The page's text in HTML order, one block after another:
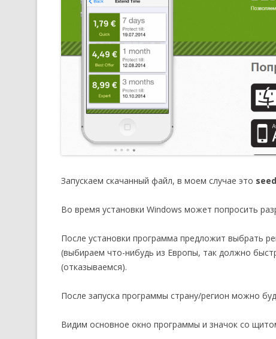
Запускаем скачанный файл, в моем случае это
Во время установки Windows может попросить
После установки программа предложит выбрать
(выбираем что-нибудь из Европы, так должно
(отказываемся).
После запуска программы страну/регион можно
Видим основное окно программы и значок со